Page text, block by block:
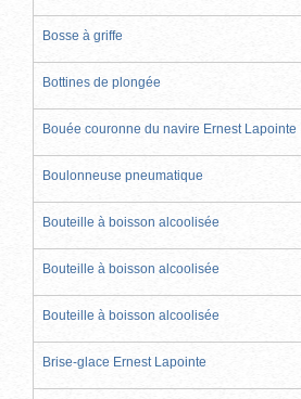
Bosse à griffe
Bottines de plongée
Bouée couronne du navire Ernest Lapointe
Boulonneuse pneumatique
Bouteille à boisson alcoolisée
Bouteille à boisson alcoolisée
Bouteille à boisson alcoolisée
Brise-glace Ernest Lapointe